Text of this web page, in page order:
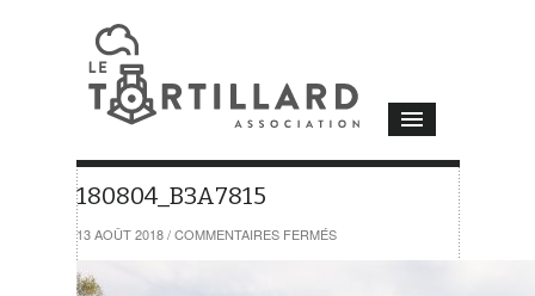
180804_B3A7815
13 AOÛT 2018 / COMMENTAIRES FERMÉSSUR